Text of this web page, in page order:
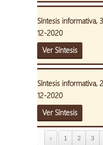
Síntesis informativa,
12-2020
Ver Síntesis
Síntesis informativa,
12-2020
Ver Síntesis
‹ 1 2 3